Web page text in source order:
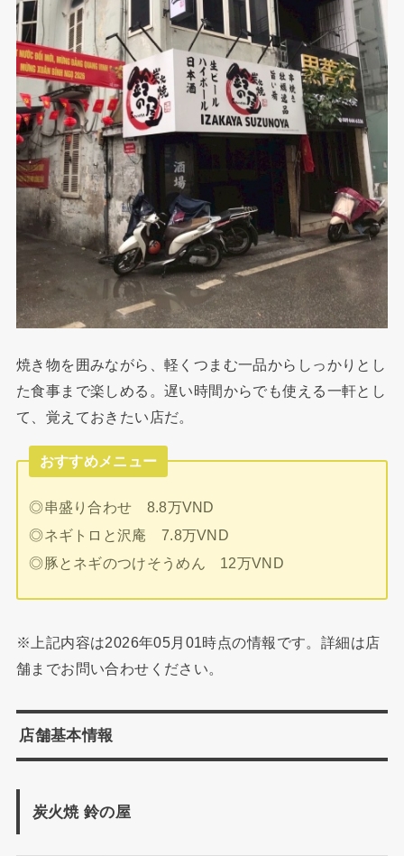
焼き物を囲みながら、軽くつまむ一品からしっかりとし
た食事まで楽しめる。遅い時間からでも使える一軒とし
て、覚えておきたい店だ。
おすすめメニュー
◎串盛り合わせ 8.8万VND
◎ネギトロと沢庵 7.8万VND
◎豚とネギのつけそうめん 12万VND
※上記内容は2026年05月01時点の情報です。詳細は店
舗までお問い合わせください。
店舗基本情報
炭火焼 鈴の屋